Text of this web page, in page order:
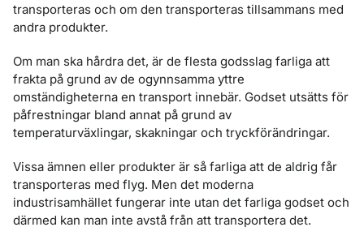
transporteras och om den transporteras tillsammans med
andra produkter.
Om man ska hårdra det, är de flesta godsslag farliga att
frakta på grund av de ogynnsamma yttre
omständigheterna en transport innebär. Godset utsätts för
påfrestningar bland annat på grund av
temperaturväxlingar, skakningar och tryckförändringar.
Vissa ämnen eller produkter är så farliga att de aldrig får
transporteras med flyg. Men det moderna
industrisamhället fungerar inte utan det farliga godset och
därmed kan man inte avstå från att transportera det.